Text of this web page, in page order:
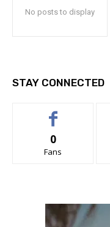
No posts to display
STAY CONNECTED
0
Fans